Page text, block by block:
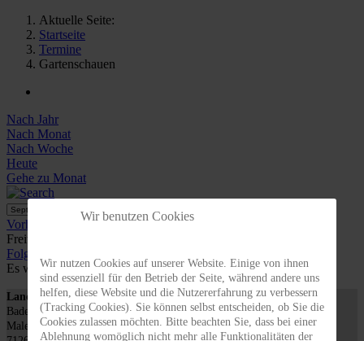
Aktuelle Seite:
Startseite
Termine
Gartenschauen
Nach Jahr
Nach Monat
Nach Woche
Heute
Gehe zu Monat
Gehe zu Monat
Vorheriger Tag
Freitag, 27. September 2024
Folgetag
Es wurden keine Events gefunden
Landesverband für Obstbau, Garten und Landschaft
Baden-Württemberg e.V., LOGL
Malersbuckel 11
Wir benutzen Cookies
Wir nutzen Cookies auf unserer Website. Einige von ihnen
sind essenziell für den Betrieb der Seite, während andere uns
helfen, diese Website und die Nutzererfahrung zu verbessern
(Tracking Cookies). Sie können selbst entscheiden, ob Sie die
Cookies zulassen möchten. Bitte beachten Sie, dass bei einer
Ablehnung womöglich nicht mehr alle Funktionalitäten der